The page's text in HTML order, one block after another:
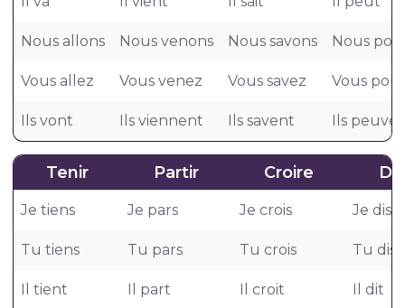
Nous allons Nous venons Nous savons Nous
Vous allez Vous venez Vous savez Vous
Ils vont Ils viennent Ils savent Ils
Tenir Partir Croire
Je tiens Je pars Je crois Je dis
Tu tiens Tu pars Tu crois Tu dis
Il tient Il part Il croit Il dit